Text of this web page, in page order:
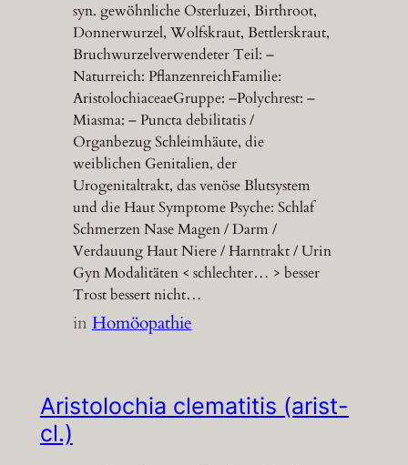
syn. gewöhnliche Osterluzei, Birthroot,
Donnerwurzel, Wolfskraut, Bettlerskraut,
Bruchwurzelverwendeter Teil: –
Naturreich: PflanzenreichFamilie:
AristolochiaceaeGruppe: –Polychrest: –
Miasma: – Puncta debilitatis /
Organbezug Schleimhäute, die
weiblichen Genitalien, der
Urogenitaltrakt, das venöse Blutsystem
und die Haut Symptome Psyche: Schlaf
Schmerzen Nase Magen / Darm /
Verdauung Haut Niere / Harntrakt / Urin
Gyn Modalitäten < schlechter… > besser
Trost bessert nicht…
inHomöopathie
Aristolochia clematitis (arist-
cl.)